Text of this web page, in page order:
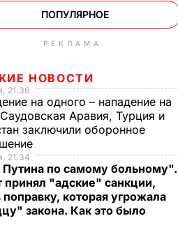
ПОПУЛЯРНОЕ
РЕКЛАМА
НОВОСТИ
21.36
на одного – нападение на
Аравия, Турция и
заключили оборонное
21.34
Путина по самому больному".
принял "адские" санкции,
поправку, которая угрожала
закона. Как это было